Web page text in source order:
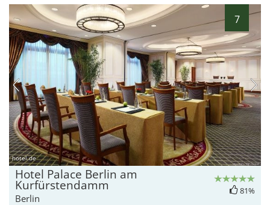
7
hotel.de
Hotel Palace Berlin am
Kurfürstendamm
Berlin
81%